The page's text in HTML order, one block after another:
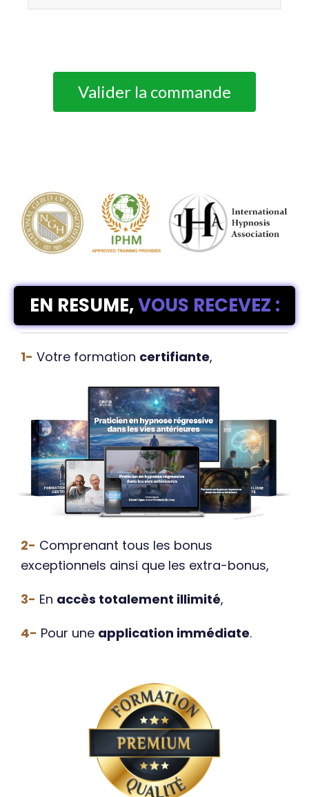
Valider la commande
EN RESUME,VOUS RECEVEZ :
1- Votre formation certifiante,
2- Comprenant tous les bonus
exceptionnels ainsi que les extra-bonus,
3- En accès totalement illimité,
4- Pour une application immédiate.